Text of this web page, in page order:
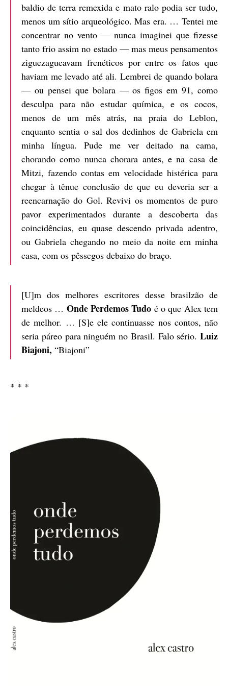
baldio de terra remexida e mato ralo podia ser tudo,
menos um sítio arqueológico. Mas era. … Tentei me
concentrar no vento — nunca imaginei que fizesse
tanto frio assim no estado — mas meus pensamentos
ziguezagueavam frenéticos por entre os fatos que
haviam me levado até ali. Lembrei de quando bolara
— ou pensei que bolara — os figos em 91, como
desculpa para não estudar química, e os cocos,
menos de um mês atrás, na praia do Leblon,
enquanto sentia o sal dos dedinhos de Gabriela em
minha língua. Pude me ver deitado na cama,
chorando como nunca chorara antes, e na casa de
Mitzi, fazendo contas em velocidade histérica para
chegar à tênue conclusão de que eu deveria ser a
reencarnação do Gol. Revivi os momentos de puro
pavor experimentados durante a descoberta das
coincidências, eu quase descendo privada adentro,
ou Gabriela chegando no meio da noite em minha
casa, com os pêssegos debaixo do braço.
[U]m dos melhores escritores desse brasilzão de
meldeos … Onde Perdemos Tudo é o que Alex tem
de melhor. … [S]e ele continuasse nos contos, não
seria páreo para ninguém no Brasil. Falo sério. Luiz
Biajoni, “Biajoni”
* * *